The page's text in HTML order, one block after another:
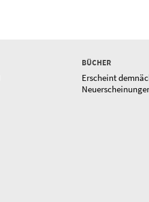
BÜCHER
Erscheint